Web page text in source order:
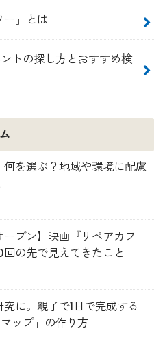
ー」とは
トの探し方とおすすめ検
何を選ぶ？地域や環境に配慮
ープン】映画『リペアカフ
の先で見えてきたこと
に。親子で1日で完成する
マップ」の作り方